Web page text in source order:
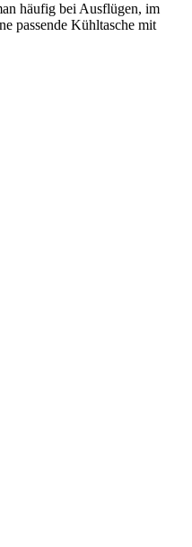
häufig bei Ausflügen, im
passende Kühltasche mit